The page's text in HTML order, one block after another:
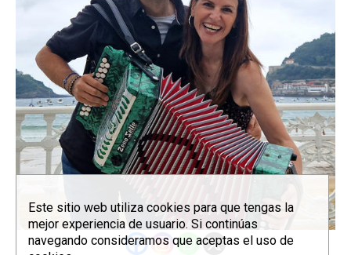
Este sitio web utiliza cookies para que tengas la
mejor experiencia de usuario. Si continúas
navegando consideramos que aceptas el uso de